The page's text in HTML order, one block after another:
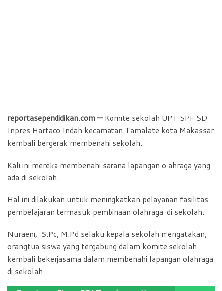
reportasependidikan.com —Komite sekolah UPT SPF SD
Inpres Hartaco Indah kecamatan Tamalate kota Makassar
kembali bergerak membenahi sekolah.
Kali ini mereka membenahi sarana lapangan olahraga yang
ada di sekolah.
Hal ini dilakukan untuk meningkatkan pelayanan fasilitas
pembelajaran termasuk pembinaan olahraga di sekolah.
Nuraeni, S.Pd, M.Pd selaku kepala sekolah mengatakan,
orangtua siswa yang tergabung dalam komite sekolah
kembali bekerjasama dalam membenahi lapangan olahraga
di sekolah.